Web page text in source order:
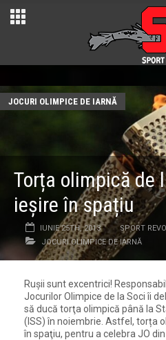
JOCURI OLIMPICE DE IARNĂ
Torța olimpică de
ieșire în spațiu
IUNIE 25TH, 2013
SPORT
JOCURI OLIMPICE DE IARNĂ
Rușii sunt excentrici!
Jocurilor Olimpice de la Soci îi
să ducă torţa olimpică până la
(ISS) în noiembrie. Astfel, torța
în spaţiu, pentru a celebra JO din